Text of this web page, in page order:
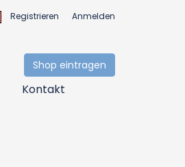
Registrieren Anmelden
Shop eintragen
Kontakt